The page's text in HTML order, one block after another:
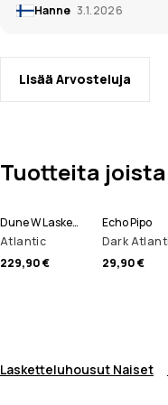
Hanne 3.1.2026
Lisää Arvosteluja
Tuotteita
Dune W Laskettelutakki Naiset
Atlantic
229,90 €
Echo Pipo
Dark
29,90 €
Lasketteluhousut Naiset